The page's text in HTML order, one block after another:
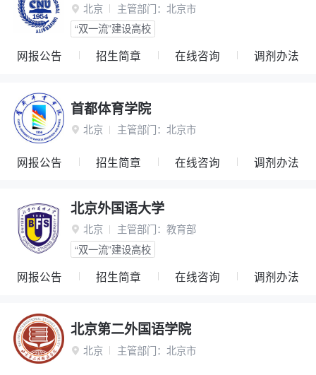
 北京 主管部门： 北京市
“双一流”建设高校
网报公告 招生简章 在线咨询 调剂办法
首都体育学院
 北京 主管部门： 北京市
网报公告 招生简章 在线咨询 调剂办法
北京外国语大学
 北京 主管部门： 教育部
“双一流”建设高校
网报公告 招生简章 在线咨询 调剂办法
北京第二外国语学院
 北京 主管部门： 北京市